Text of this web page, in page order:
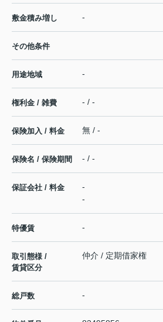
敷金積み増し -
その他条件
用途地域 -
権利金 / 雑費 - / -
保険加入 / 料金 無 / -
保険名 / 保険期間 - / -
保証会社 / 料金
-
-
特優賃 -
取引態様 /
賃貸区分
仲介 / 定期借家権
総戸数 -